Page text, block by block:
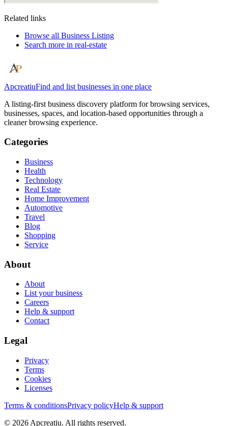
Related links
Browse all Business Listing
Search more in real-estate
ApcreatiuFind and list businesses in one place
A listing-first business discovery platform for browsing services,
businesses, spaces, and location-based opportunities through a
cleaner browsing experience.
Categories
Business
Health
Technology
Real Estate
Home Improvement
Automotive
Travel
Blog
Shopping
Service
About
About
List your business
Careers
Help & support
Contact
Legal
Privacy
Terms
Cookies
Licenses
Terms & conditionsPrivacy policyHelp & support
© 2026 Apcreatiu. All rights reserved.